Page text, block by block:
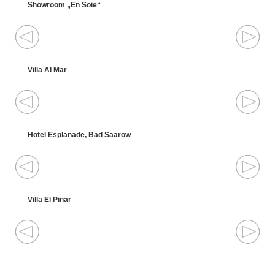
Showroom „En Soie“
Villa Al Mar
Hotel Esplanade, Bad Saarow
Villa El Pinar